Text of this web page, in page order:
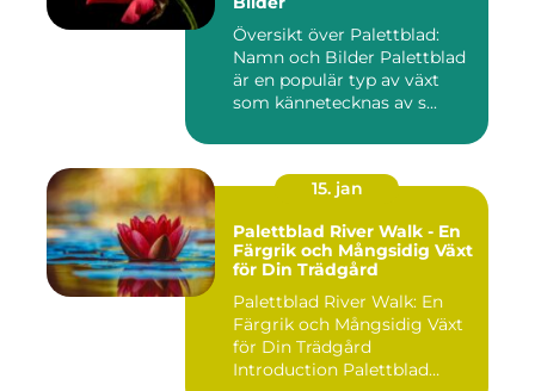
Översikt över Palettblad:
Namn och Bilder Palettblad
är en populär typ av växt
som kännetecknas av s...
15. jan
Palettblad River Walk - En
Färgrik och Mångsidig Växt
för Din Trädgård
Palettblad River Walk: En
Färgrik och Mångsidig Växt
för Din Trädgård
Introduction Palettblad